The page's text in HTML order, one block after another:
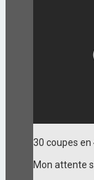
30 coupes en
Mon attente